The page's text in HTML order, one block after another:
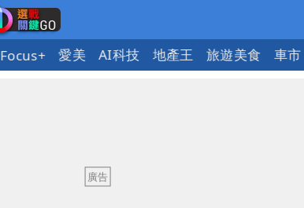
Focus+ 愛美 AI科技 地產王 旅遊美食 車市